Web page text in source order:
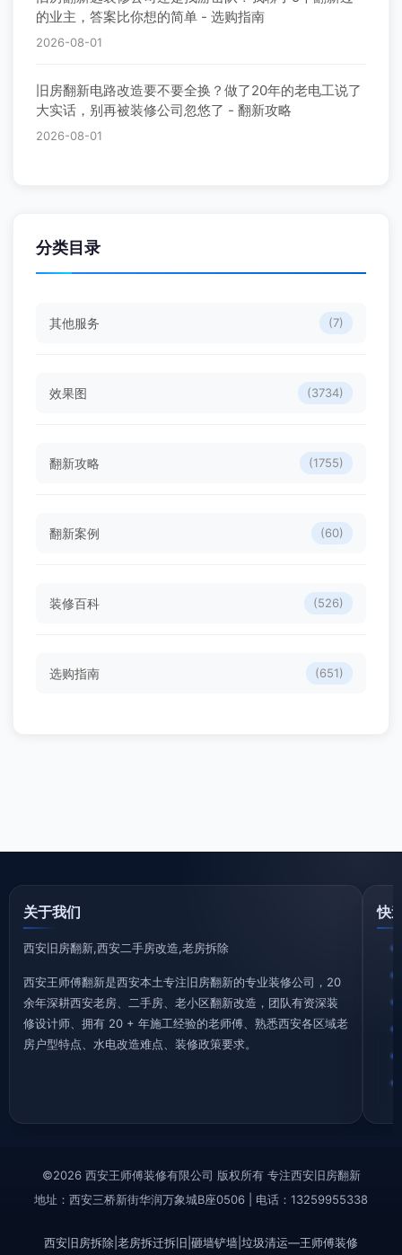
的业主，答案比你想的简单 - 选购指南
2026-08-01
旧房翻新电路改造要不要全换？做了20年的老电工说了
大实话，别再被装修公司忽悠了 - 翻新攻略
2026-08-01
分类目录
其他服务 (7)
效果图 (3734)
翻新攻略 (1755)
翻新案例 (60)
装修百科 (526)
选购指南 (651)
关于我们
西安旧房翻新,西安二手房改造,老房拆除
西安王师傅翻新是西安本土专注旧房翻新的专业装修公司，20
余年深耕西安老房、二手房、老小区翻新改造，团队有资深装
修设计师、拥有 20 + 年施工经验的老师傅、熟悉西安各区域老
房户型特点、水电改造难点、装修政策要求。
快
©2026 西安王师傅装修有限公司 版权所有 专注西安旧房翻新
地址：西安三桥新街华润万象城B座0506 | 电话：13259955338
西安旧房拆除|老房拆迁拆旧|砸墙铲墙|垃圾清运—王师傅装修